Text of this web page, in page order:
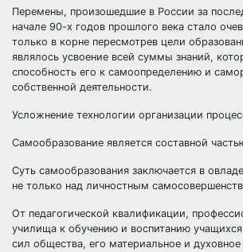
Перемены, произошедшие в России за
начале 90-х годов прошлого века стало
только в корне пересмотрев цели
являлось усвоение всей суммы знаний,
способность его к самоопределению и
собственной деятельности.
Усложнение технологии организации
Самообразование является составной
Суть самообразования заключается в
не только над личностным
От педагогической квалификации,
училища к обучению и воспитанию учащихся
сил общества, его материальное и